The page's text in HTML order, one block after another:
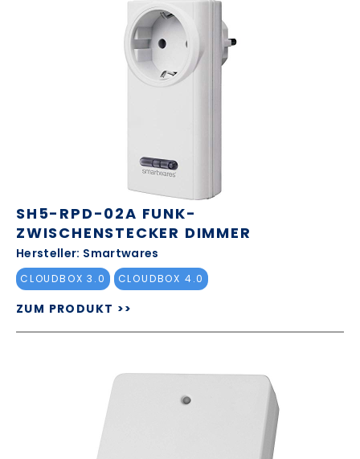
SH5-RPD-02A FUNK-
ZWISCHENSTECKER DIMMER
Hersteller: Smartwares
CLOUDBOX 3.0 CLOUDBOX 4.0
ZUM PRODUKT >>